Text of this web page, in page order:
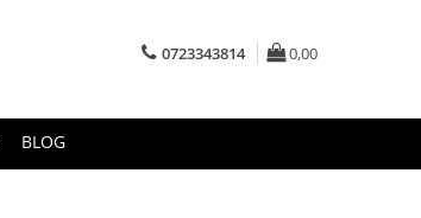
0723343814 0,00
BLOG